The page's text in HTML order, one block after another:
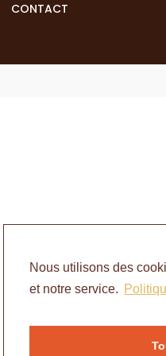
CONTACT
Nous utilisons des
et notre service.